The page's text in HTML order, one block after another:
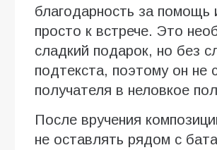
благодарность за помощь
просто к встрече. Это
сладкий подарок, но без
подтекста, поэтому он не
получателя в неловкое
После вручения
не оставлять рядом с